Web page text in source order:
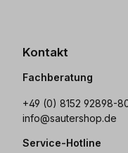
Kontakt
Fachberatung
+49 (0) 8152 92898-
info@sautershop.de
Service-Hotline